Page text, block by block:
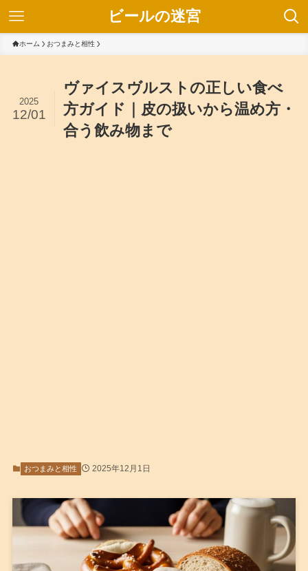
ビールの迷宮
ホーム おつまみと相性
ヴァイスヴルストの正しい食べ
方ガイド｜皮の扱いから温め方・
合う飲み物まで
2025
12/01
おつまみと相性 2025年12月1日